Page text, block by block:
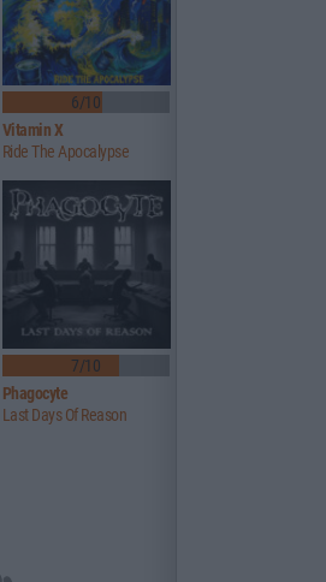
6/10
Vitamin X
Ride The Apocalypse
7/10
Phagocyte
Last Days Of Reason